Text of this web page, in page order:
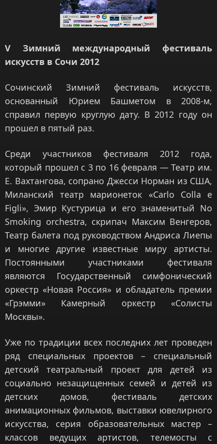
V Зимний международный фестиваль
искусств в Сочи 2012
Сочинский Зимний фестиваль искусств,
основанный Юрием Башметом в 2008-м,
справил первую круглую дату. В 2012 году он
прошел в пятый раз.
Среди участников фестиваля 2012 года,
который прошел с 3 по 16 февраля — Театр им.
Е. Вахтангова, сопрано Джесси Норман из США,
Миланский театр марионеток «Carlo Colla e
Figli», Эмир Кустурица и его знаменитый No
Smoking orchestra, скрипач Максим Венгеров,
Театр балета под руководством Андриса Лиепы
и многие другие известные миру артисты.
Постоянными участниками фестиваля
являются Государственный симфонический
оркестр «Новая Россия» и обладатель премии
«Грэмми» Камерный оркестр «Солисты
Москвы».
Уже по традиции всех последних лет проведен
ряд специальных проектов – специальный
детский театральный проект для детей из
социально незащищенных семей и детей из
детских домов, фестиваль детских
анимационных фильмов, выставки ювелирного
искусства, серия образовательных мастер –
классов ведущих артистов, телемосты с